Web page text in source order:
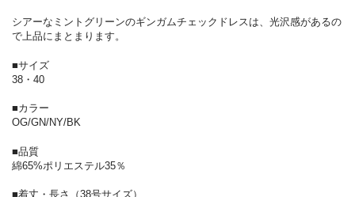
シアーなミントグリーンのギンガムチェックドレスは、光沢感があるの
で上品にまとまります。
■サイズ
38・40
■カラー
OG/GN/NY/BK
■品質
綿65%ポリエステル35％
■着丈・長さ（38号サイズ）